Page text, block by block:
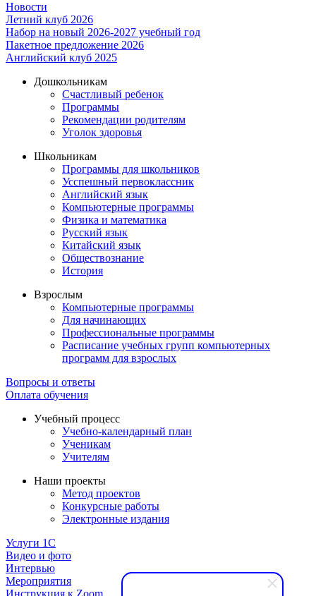
Новости
Летний клуб 2026
Набор на новый 2026-2027 учебный год
Пакетное предложение 2026
Английский клуб 2025
Дошкольникам
Счастливый ребенок
Программы
Рекомендации родителям
Уголок здоровья
Школьникам
Программы для школьников
Усспешный первоклассник
Английский язык
Компьютерные программы
Физика и математика
Русский язык
Китайский язык
Обществознание
История
Взрослым
Компьютерные программы
Для начинающих
Профессиональные программы
Расписание учебных групп компьютерных
программ для взрослых
Вопросы и ответы
Оплата обучения
Учебный процесс
Учебно-календарный план
Ученикам
Учителям
Наши проекты
Метод проектов
Конкурсные работы
Электронные издания
Услуги 1C
Видео и фото
Интервью
Мероприятия